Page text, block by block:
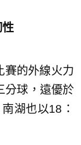
賽的外線火力
分球，遠優於
湖也以18：